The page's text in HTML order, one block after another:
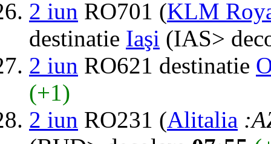
2 iun RO701 (KLM
destinatie Iaşi (IAS>
2 iun RO621 destinatie
(+1)
2 iun RO231 (Alitalia